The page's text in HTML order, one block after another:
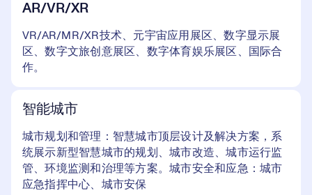
AR/VR/XR
VR/AR/MR/XR技术、元宇宙应用展区、数字显示展
区、数字文旅创意展区、数字体育娱乐展区、国际合
作。
智能城市
城市规划和管理：智慧城市顶层设计及解决方案，系
统展示新型智慧城市的规划、城市改造、城市运行监
管、环境监测和治理等方案。城市安全和应急：城市
应急指挥中心、城市安保